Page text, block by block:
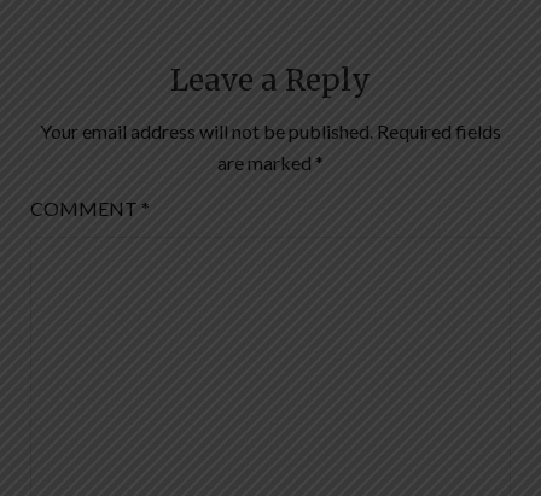
Leave a Reply
Your email address will not be published. Required fields
are marked *
COMMENT *